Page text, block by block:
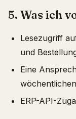
5. Was ich
Lesezugriff
und
Eine
ERP-API-